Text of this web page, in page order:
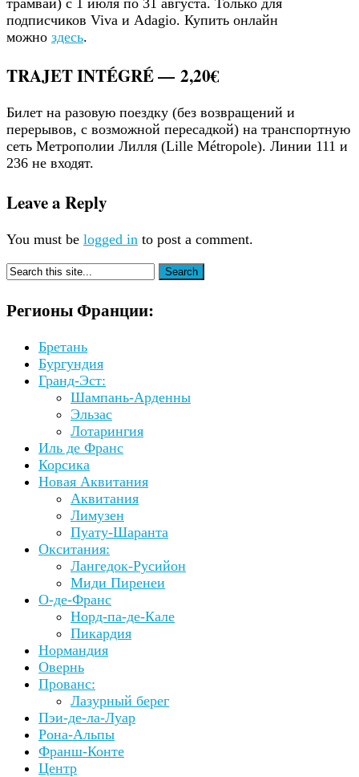
трамвай) с 1 июля по 31 августа. Только для
подписчиков Viva и Adagio. Купить онлайн
можно здесь.
TRAJET INTÉGRÉ — 2,20€
Билет на разовую поездку (без возвращений и
перерывов, с возможной пересадкой) на транспортную
сеть Метрополии Лилля (Lille Métropole). Линии 111 и
236 не входят.
Leave a Reply
You must be logged in to post a comment.
Регионы Франции:
Бретань
Бургундия
Гранд-Эст:
Шампань-Арденны
Эльзас
Лотарингия
Иль де Франс
Корсика
Новая Аквитания
Аквитания
Лимузен
Пуату-Шаранта
Окситания:
Лангедок-Русийон
Миди Пиренеи
О-де-Франс
Норд-па-де-Кале
Пикардия
Нормандия
Овернь
Прованс:
Лазурный берег
Пэи-де-ла-Луар
Рона-Альпы
Франш-Конте
Центр